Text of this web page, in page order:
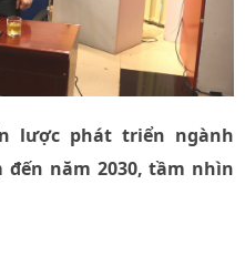
lược phát triển ngành
đến năm 2030, tầm nhìn